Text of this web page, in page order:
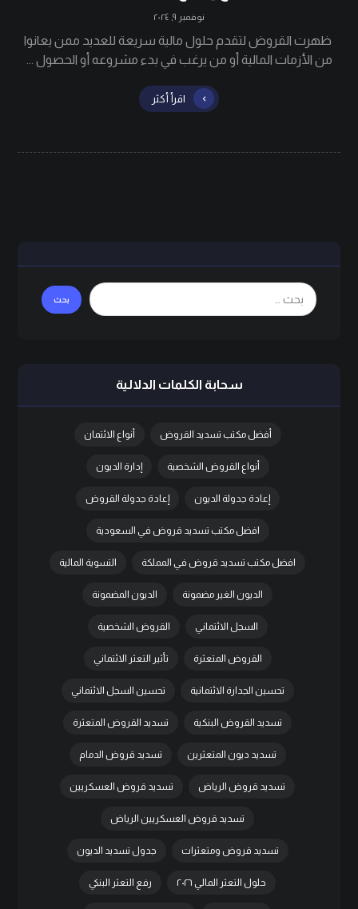
نوفمبر ٩, ٢٠٢٤
ظهرت القروض لتقدم حلول مالية سريعة للعديد ممن يعانوا
من الأزمات المالية أو من يرغب في بدء مشروعه أو الحصول ...
اقرأ أكثر
سحابة الكلمات الدلالية
أفضل مكتب تسديد القروض أنواع الائتمان
أنواع القروض الشخصية إدارة الديون
إعادة جدولة الديون إعادة جدولة القروض
افضل مكتب تسديد قروض في السعودية
افضل مكتب تسديد قروض في المملكة التسوية المالية
الديون الغير مضمونة الديون المضمونة
السجل الائتماني القروض الشخصية
القروض المتعثرة تأثير التعثر الائتماني
تحسين الجدارة الائتمانية تحسين السجل الائتماني
تسديد القروض البنكية تسديد القروض المتعثرة
تسديد ديون المتعثرين تسديد قروض الدمام
تسديد قروض الرياض تسديد قروض العسكريين
تسديد قروض العسكريين الرياض
تسديد قروض ومتعثرات جدول تسديد الديون
حلول التعثر المالي ٢٠٢٦ رفع التعثر البنكي